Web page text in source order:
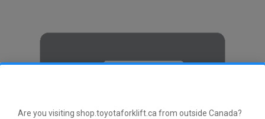
Are you visiting shop.toyotaforklift.ca from outside Canada?